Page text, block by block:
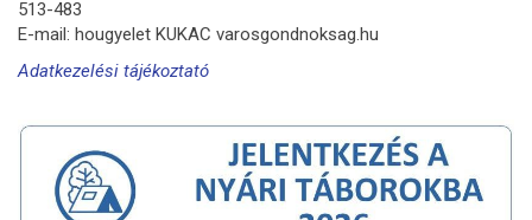
513-483
E-mail: hougyelet KUKAC varosgondnoksag.hu
Adatkezelési tájékoztató